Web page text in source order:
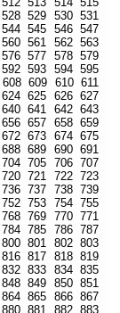
528 529 530 531
544 545 546 547
560 561 562 563
576 577 578 579
592 593 594 595
608 609 610 611
624 625 626 627
640 641 642 643
656 657 658 659
672 673 674 675
688 689 690 691
704 705 706 707
720 721 722 723
736 737 738 739
752 753 754 755
768 769 770 771
784 785 786 787
800 801 802 803
816 817 818 819
832 833 834 835
848 849 850 851
864 865 866 867
880 881 882 883